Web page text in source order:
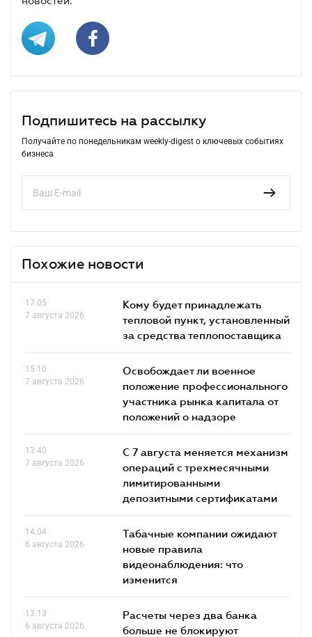
Подпишитесь на рассылку
Получайте по понедельникам weekly-digest о ключевых событиях
бизнеса
Похожие новости
17.05
7 августа 2026
Кому будет принадлежать
тепловой пункт, установленный
за средства теплопоставщика
15.10
7 августа 2026
Освобождает ли военное
положение профессионального
участника рынка капитала от
положений о надзоре
13.40
7 августа 2026
С 7 августа меняется механизм
операций с трехмесячными
лимитированными
депозитными сертификатами
14.04
6 августа 2026
Табачные компании ожидают
новые правила
видеонаблюдения: что
изменится
13.13
6 августа 2026
Расчеты через два банка
больше не блокируют